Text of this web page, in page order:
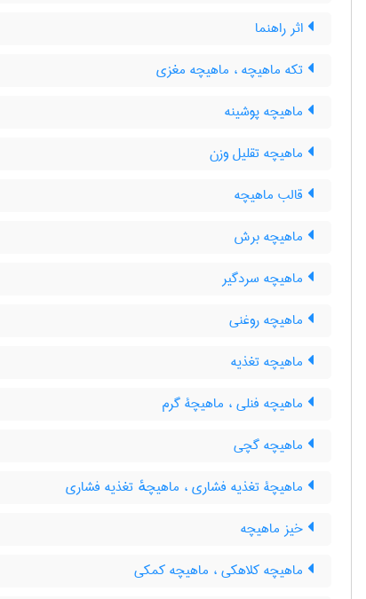
اثر راهنما
تکه ماهیچه ، ماهیچه مغزی
ماهیچه پوشینه
ماهیچه تقلیل وزن
قالب ماهیچه
ماهیچه برش
ماهیچه سردگیر
ماهیچه روغنی
ماهیچه تغذیه
ماهیچه فنلی ، ماهیچۀ گرم
ماهیچه گچی
ماهیچۀ تغذیه فشاری ، ماهیچهٔ تغذیه فشاری
خیز ماهیچه
ماهیچه کلاهکی ، ماهیچه کمکی